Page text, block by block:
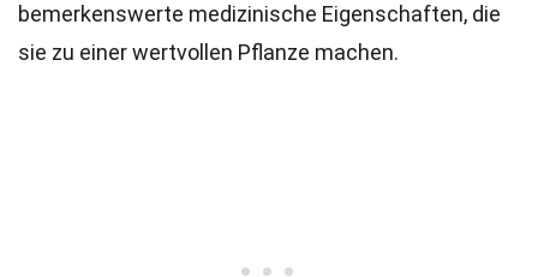
bemerkenswerte medizinische Eigenschaften, die
sie zu einer wertvollen Pflanze machen.